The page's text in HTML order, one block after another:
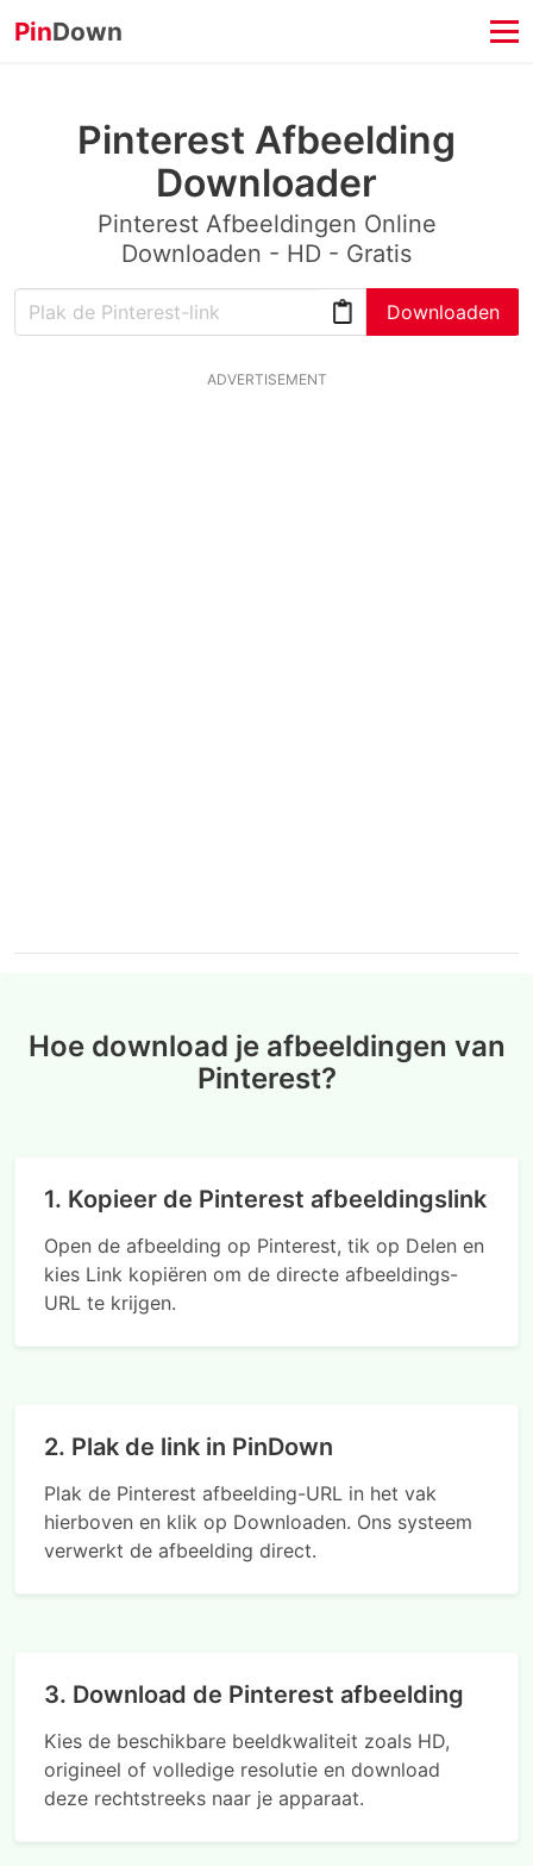
PinDown
Pinterest Afbeelding
Downloader
Pinterest Afbeeldingen Online
Downloaden - HD - Gratis
Downloaden
ADVERTISEMENT
Hoe download je afbeeldingen van
Pinterest?
1. Kopieer de Pinterest afbeeldingslink
Open de afbeelding op Pinterest, tik op Delen en
kies Link kopiëren om de directe afbeeldings-
URL te krijgen.
2. Plak de link in PinDown
Plak de Pinterest afbeelding-URL in het vak
hierboven en klik op Downloaden. Ons systeem
verwerkt de afbeelding direct.
3. Download de Pinterest afbeelding
Kies de beschikbare beeldkwaliteit zoals HD,
origineel of volledige resolutie en download
deze rechtstreeks naar je apparaat.